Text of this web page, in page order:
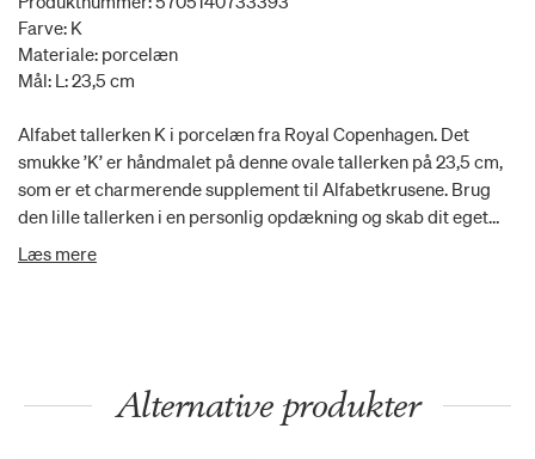
Farve: K
Materiale: porcelæn
Mål: L: 23,5 cm
Alfabet tallerken K i porcelæn fra Royal Copenhagen. Det
smukke ’K’ er håndmalet på denne ovale tallerken på 23,5 cm,
som er et charmerende supplement til Alfabetkrusene. Brug
den lille tallerken i en personlig opdækning og skab dit eget
udtryk ved at kombinere den med andre steldele fra Royal
Læs mere
Alternative produkter